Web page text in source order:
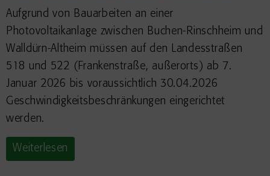
Aufgrund von Bauarbeiten an einer
Photovoltaikanlage zwischen Buchen-Rinschheim und
Walldürn-Altheim müssen auf den Landesstraßen
518 und 522 (Frankenstraße, außerorts) ab 7.
Januar 2026 bis voraussichtlich 30.04.2026
Geschwindigkeitsbeschränkungen eingerichtet
werden.
Weiterlesen